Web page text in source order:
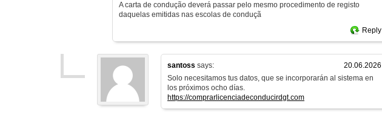
A carta de condução deverá passar pelo mesmo procedimento de registo
daquelas emitidas nas escolas de conduçã
Reply
santoss says:
20.06.2026
Solo necesitamos tus datos, que se incorporarán al sistema en
los próximos ocho días.
https://comprarlicenciadeconducirdgt.com